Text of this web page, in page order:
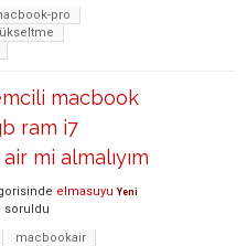
pro
macbook
ram i7
mi almalıyım
elmasuyu Yeni
soruldu
macbookair